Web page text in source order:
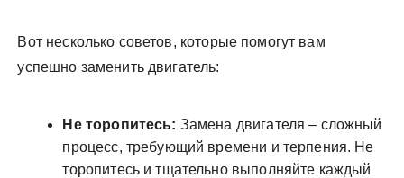
Вот несколько советов, которые помогут вам
успешно заменить двигатель:
Не торопитесь: Замена двигателя – сложный
процесс, требующий времени и терпения. Не
торопитесь и тщательно выполняйте каждый